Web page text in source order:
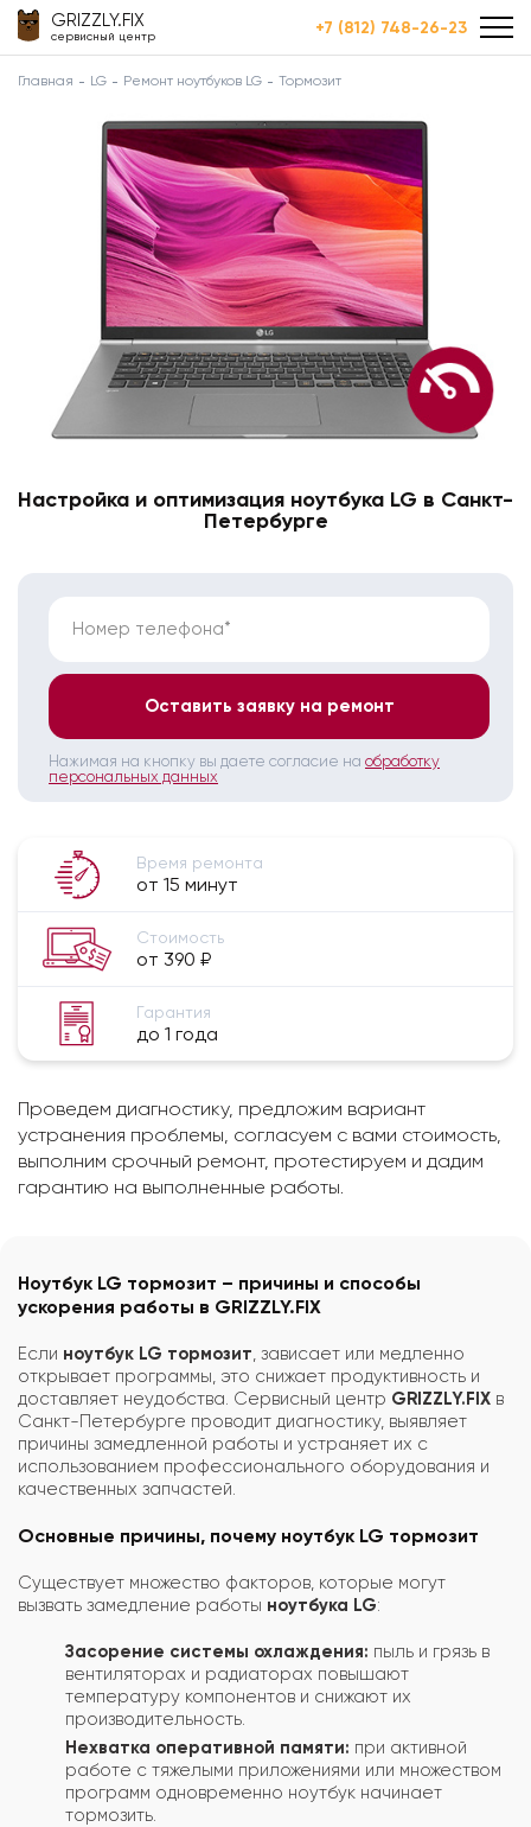
GRIZZLY.FIX
сервисный центр +7 (812) 748-26-23
Главная LG Ремонт ноутбуков LG Тормозит
Настройка и оптимизация ноутбука LG в Санкт-
Петербурге
Номер телефона*
Оставить заявку на ремонт
Нажимая на кнопку вы даете согласие на обработку
персональных данных
Время ремонта
от 15 минут
Стоимость
от 390 ₽
Гарантия
до 1 года
Проведем диагностику, предложим вариант
устранения проблемы, согласуем с вами стоимость,
выполним срочный ремонт, протестируем и дадим
гарантию на выполненные работы.
Ноутбук LG тормозит – причины и способы
ускорения работы в GRIZZLY.FIX
Если ноутбук LG тормозит , зависает или медленно
открывает программы, это снижает продуктивность и
доставляет неудобства. Сервисный центр GRIZZLY.FIX в
Санкт-Петербурге проводит диагностику, выявляет
причины замедленной работы и устраняет их с
использованием профессионального оборудования и
качественных запчастей.
Основные причины, почему ноутбук LG тормозит
Существует множество факторов, которые могут
вызвать замедление работы ноутбука LG:
Засорение системы охлаждения: пыль и грязь в
вентиляторах и радиаторах повышают
температуру компонентов и снижают их
производительность.
Нехватка оперативной памяти: при активной
работе с тяжелыми приложениями или множеством
программ одновременно ноутбук начинает
тормозить.